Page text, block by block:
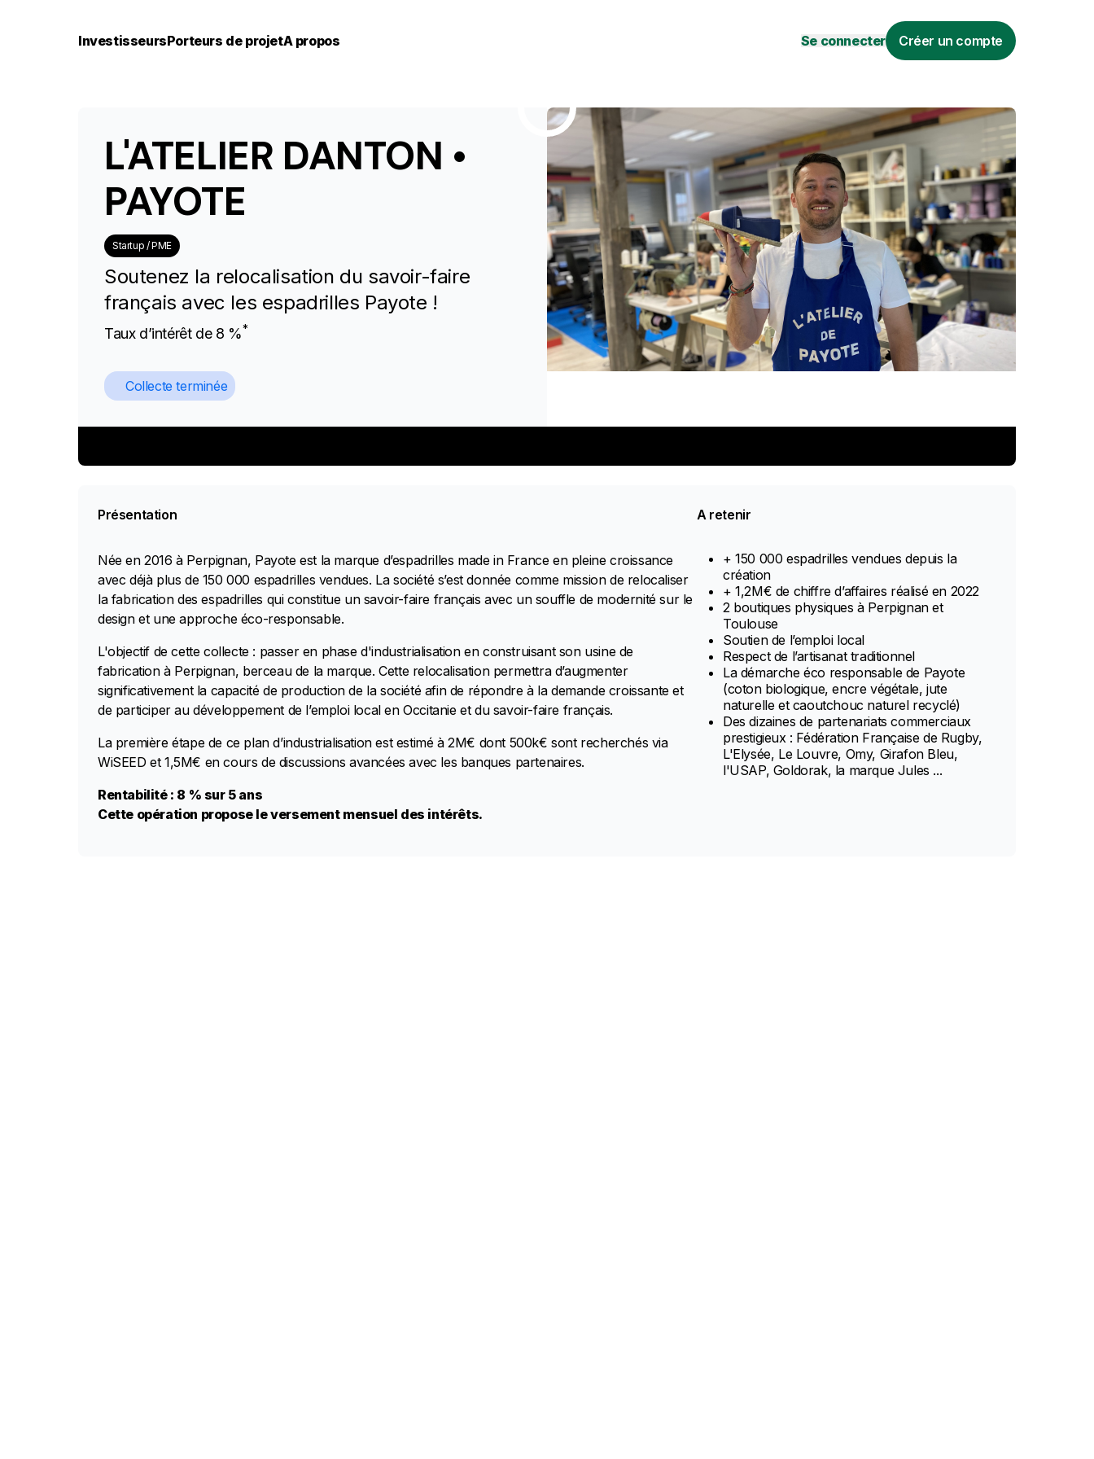
InvestisseursPorteurs de projetA propos Se connecter Créer un compte
L'ATELIER DANTON •
PAYOTE
Startup / PME
Soutenez la relocalisation du savoir-faire
français avec les espadrilles Payote !
Taux d’intérêt de 8 %*
Collecte terminée
Présentation
Née en 2016 à Perpignan, Payote est la marque d’espadrilles made in France en pleine croissance
avec déjà plus de 150 000 espadrilles vendues. La société s’est donnée comme mission de relocaliser
la fabrication des espadrilles qui constitue un savoir-faire français avec un souffle de modernité sur le
design et une approche éco-responsable.
L'objectif de cette collecte : passer en phase d'industrialisation en construisant son usine de
fabrication à Perpignan, berceau de la marque. Cette relocalisation permettra d’augmenter
significativement la capacité de production de la société afin de répondre à la demande croissante et
de participer au développement de l’emploi local en Occitanie et du savoir-faire français.
La première étape de ce plan d’industrialisation est estimé à 2M€ dont 500k€ sont recherchés via
WiSEED et 1,5M€ en cours de discussions avancées avec les banques partenaires.
Rentabilité : 8 % sur 5 ans
Cette opération propose le versement mensuel des intérêts.
A retenir
+ 150 000 espadrilles vendues depuis la
création
+ 1,2M€ de chiffre d’affaires réalisé en 2022
2 boutiques physiques à Perpignan et
Toulouse
Soutien de l’emploi local
Respect de l’artisanat traditionnel
La démarche éco responsable de Payote
(coton biologique, encre végétale, jute
naturelle et caoutchouc naturel recyclé)
Des dizaines de partenariats commerciaux
prestigieux : Fédération Française de Rugby,
L'Elysée, Le Louvre, Omy, Girafon Bleu,
l'USAP, Goldorak, la marque Jules ...